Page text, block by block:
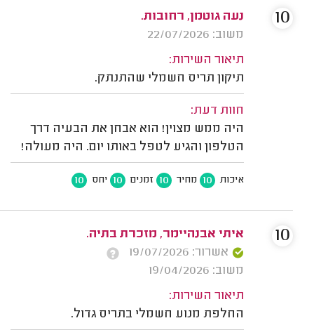
נעה גוטמן, רחובות.
משוב: 22/07/2026
תיאור השירות:
תיקון תריס חשמלי שהתנתק.
חוות דעת:
היה ממש מצוין! הוא אבחן את הבעיה דרך
הטלפון והגיע לטפל באותו יום. היה מעולה!
איכות 10 מחיר 10 זמנים 10 יחס 10
10
איתי אבנהיימר, מזכרת בתיה.
אשרור: 19/07/2026
משוב: 19/04/2026
תיאור השירות:
החלפת מנוע חשמלי בתריס גדול.
10